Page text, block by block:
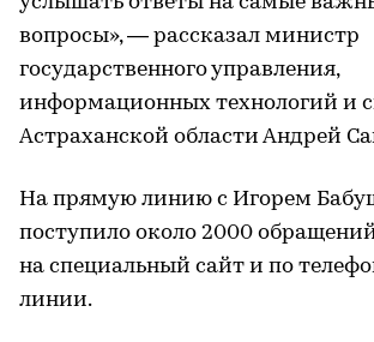
вопросы», — рассказал министр
государственного управления,
информационных технологий и
Астраханской области Андрей
На прямую линию с Игорем
поступило около 2000
на специальный сайт и по
линии.